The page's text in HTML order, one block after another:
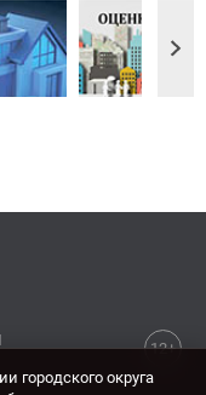
12+
городского округа